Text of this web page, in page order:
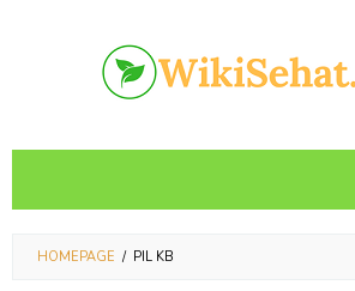
HOMEPAGE / PIL KB